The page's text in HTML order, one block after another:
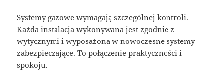
Systemy gazowe wymagają szczególnej kontroli.
Każda instalacja wykonywana jest zgodnie z
wytycznymi i wyposażona w nowoczesne systemy
zabezpieczające. To połączenie praktyczności i
spokoju.